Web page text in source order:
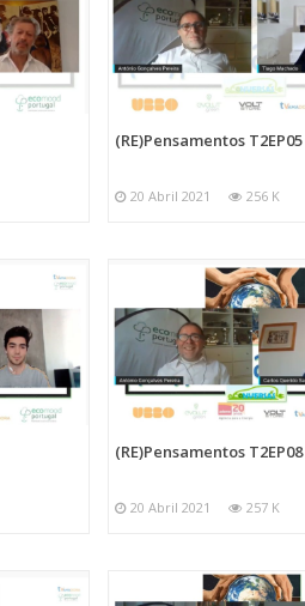
(RE)Pensamentos T2EP05
20 Abril 2021 256 K
(RE)Pensamentos T2EP08
20 Abril 2021 257 K